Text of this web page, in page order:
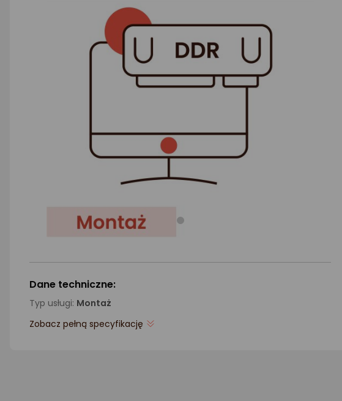
Dane techniczne:
Typ usługi: Montaż
Zobacz pełną specyfikację